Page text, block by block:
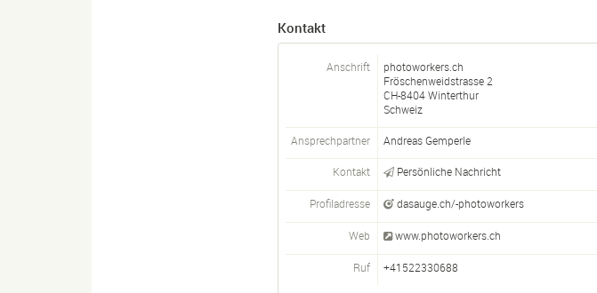
Kontakt
Anschrift
photoworkers.ch
Fröschenweidstrasse 2
CH-8404Winterthur
Schweiz
Ansprechpartner Andreas Gemperle
Kontakt Persönliche Nachricht
Profiladresse dasauge.ch/-photoworkers
Web www.photoworkers.ch
Ruf +41522330688